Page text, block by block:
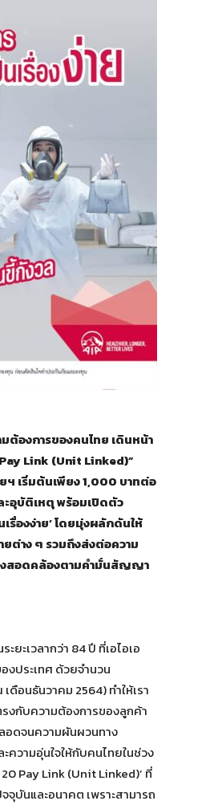
ต้องการของคนไทย เดินหน้า
Link (Unit Linked)”
ฯ เริ่มต้นเพียง 1,000 บาทต่อ
ะอุบัติเหตุ พร้อมเปิดตัว
รื่องง่าย’ โดยมุ่งผลักดันให้
ต่าง ๆ รวมถึงส่งต่อความ
งสอดคล้องตามคำมั่นสัญญา
ยะเวลากว่า 84 ปี ที่เอไอเอ
งประเทศ ด้วยจำนวน
ดือนธันวาคม 2564) ทำให้เรา
งกับความต้องการของลูกค้า
อดจนความผันผวนทาง
ความอุ่นใจให้กับคนไทยในช่วง
Pay Link (Unit Linked)’ ที่
บันและอนาคต เพราะสามารถ